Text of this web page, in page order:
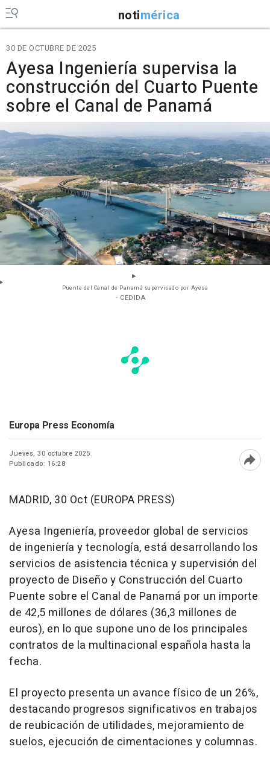
notimérica
30 DE OCTUBRE DE 2025
Ayesa Ingeniería supervisa la
construcción del Cuarto Puente
sobre el Canal de Panamá
Puente del Canal de Panamá supervisado por Ayesa
- CEDIDA
Europa Press Economía
Jueves, 30 octubre 2025
Publicado: 16:28
MADRID, 30 Oct (EUROPA PRESS)
Ayesa Ingeniería, proveedor global de servicios
de ingeniería y tecnología, está desarrollando los
servicios de asistencia técnica y supervisión del
proyecto de Diseño y Construcción del Cuarto
Puente sobre el Canal de Panamá por un importe
de 42,5 millones de dólares (36,3 millones de
euros), en lo que supone uno de los principales
contratos de la multinacional española hasta la
fecha.
El proyecto presenta un avance físico de un 26%,
destacando progresos significativos en trabajos
de reubicación de utilidades, mejoramiento de
suelos, ejecución de cimentaciones y columnas.